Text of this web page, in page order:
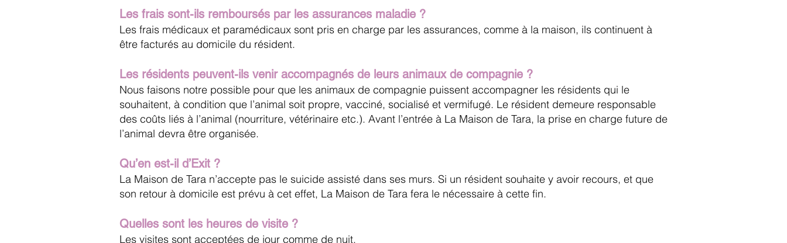
Les frais sont-ils remboursés par les assurances maladie ?
Les frais médicaux et paramédicaux sont pris en charge par les assurances, comme à la maison, ils continuent à
être facturés au domicile du résident.
Les résidents peuvent-ils venir accompagnés de leurs animaux de compagnie ?
Nous faisons notre possible pour que les animaux de compagnie puissent accompagner les résidents qui le
souhaitent, à condition que l’animal soit propre, vacciné, socialisé et vermifugé. Le résident demeure responsable
des coûts liés à l’animal (nourriture, vétérinaire etc.). Avant l’entrée à La Maison de Tara, la prise en charge future de
l’animal devra être organisée.
Qu’en est-il d’Exit ?
La Maison de Tara n’accepte pas le suicide assisté dans ses murs. Si un résident souhaite y avoir recours, et que
son retour à domicile est prévu à cet effet, La Maison de Tara fera le nécessaire à cette fin.
Quelles sont les heures de visite ?
Les visites sont acceptées de jour comme de nuit.